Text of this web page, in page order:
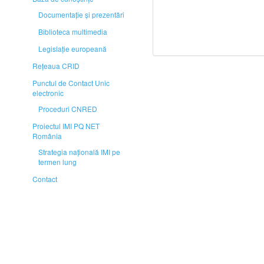
Documentaţie și prezentări
Biblioteca multimedia
Legislaţie europeană
Rețeaua CRID
Punctul de Contact Unic
electronic
Proceduri CNRED
Proiectul IMI PQ NET
România
Strategia naţională IMI pe
termen lung
Contact